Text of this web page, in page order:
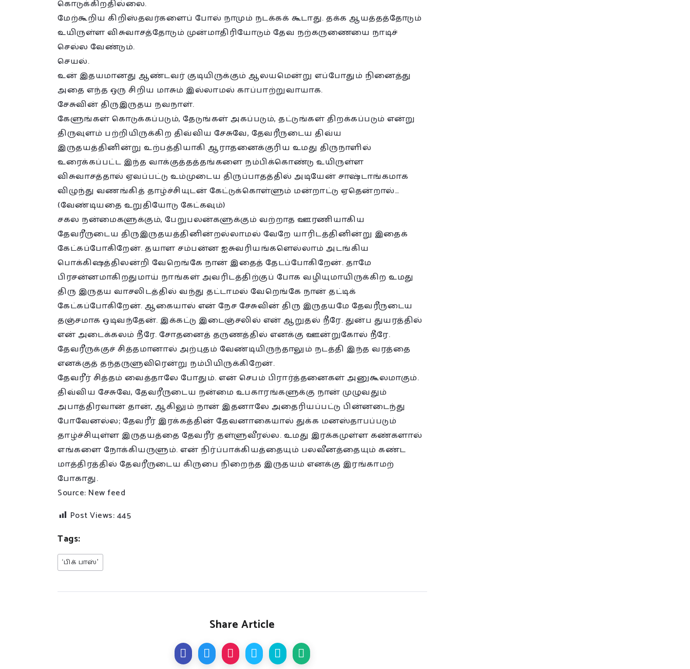
கொடுக்கிறதில்லை.
மேற்கூறிய கிறிஸ்தவர்களைப் போல் நாமும் நடக்கக் கூடாது. தக்க ஆயத்தத்தோடும்
உயிருள்ள விசுவாசத்தோடும் முன்மாதிரியோடும் தேவ நற்கருணையை நாடிச்
செல்ல வேண்டும்.
செயல்.
உன் இதயமானது ஆண்டவர் குடியிருக்கும் ஆலயமென்று எப்போதும் நினைத்து
அதை எந்த ஒரு சிறிய மாசும் இல்லாமல் காப்பாற்றுவாயாக.
சேசுவின் திருஇருதய நவநாள்.
கேளுங்கள் கொடுக்கப்படும், தேடுங்கள் அகப்படும், தட்டுங்கள் திறக்கப்படும் என்று
திருவுளம் பற்றியிருக்கிற திவ்விய சேசுவே, தேவரீருடைய திவ்ய
இருதயத்தினின்று உற்பத்தியாகி ஆராதனைக்குரிய உமது திருநாளில்
உரைக்கப்பட்ட இந்த வாக்குத்தத்தங்களை நம்பிக்கொண்டு உயிருள்ள
விசுவாசத்தால் ஏவப்பட்டு உம்முடைய திருப்பாதத்தில் அடியேன் சாஷ்டாங்கமாக
விழுந்து வணங்கித் தாழ்ச்சியுடன் கேட்டுக்கொள்ளும் மன்றாட்டு ஏதென்றால்…
(வேண்டியதை உறுதியோடு கேட்கவும்)
சகல நன்மைகளுக்கும், பேறுபலன்களுக்கும் வற்றாத ஊரணியாகிய
தேவரீருடைய திருஇருதயத்தினின்றல்லாமல் வேறே யாரிடத்தினின்று இதைக்
கேட்கப்போகிறேன். தயாள சம்பன்ன ஐசுவரியங்களெல்லாம் அடங்கிய
பொக்கிஷத்திலன்றி வேறெங்கே நான் இதைத் தேடப்போகிறேன். தாமே
பிரசன்னமாகிறதுமாய் நாங்கள் அவரிடத்திற்குப் போக வழியுமாயிருக்கிற உமது
திரு இருதய வாசலிடத்தில் வந்து தட்டாமல் வேறெங்கே நான் தட்டிக்
கேட்கப்போகிறேன். ஆகையால் என் நேச சேசுவின் திரு இருதயமே தேவரீருடைய
தஞ்சமாக ஒடிவந்தேன். இக்கட்டு இடைஞ்சலில் என் ஆறுதல் நீரே. துன்ப துயரத்தில்
என் அடைக்கலம் நீரே. சோதனைத் தருணத்தில் எனக்கு ஊன்றுகோல் நீரே.
தேவரீருக்குச் சித்தமானால் அற்புதம் வேண்டியிருந்தாலும் நடத்தி இந்த வரத்தை
எனக்குத் தந்தருளுவிரென்று நம்பியிருக்கிறேன்.
தேவரீர் சித்தம் வைத்தாலே போதும். என் செபம் பிரார்த்தனைகள் அனுகூலமாகும்.
திவ்விய சேசுவே, தேவரீருடைய நன்மை உபகாரங்களுக்கு நான் முழுவதும்
அபாத்திரவான் தான், ஆகிலும் நான் இதனாலே அதைரியப்பட்டு பின்னடைந்து
போவேனல்ல; தேவரீர் இரக்கத்தின் தேவனாகையால் துக்க மனஸ்தாபப்படும்
தாழ்ச்சியுள்ள இருதயத்தை தேவரீர் தள்ளுவீரல்ல. உமது இரக்கமுள்ள கண்களால்
எங்களை நோக்கியருளும். என் நிர்ப்பாக்கியத்தையும் பலவீனத்தையும் கண்ட
மாத்திரத்தில் தேவரீருடைய கிருபை நிறைந்த இருதயம் எனக்கு இரங்காமற்
போகாது.
Source: New feed
Post Views:445
Tags:
‘பிக் பாஸ்’
Share Article